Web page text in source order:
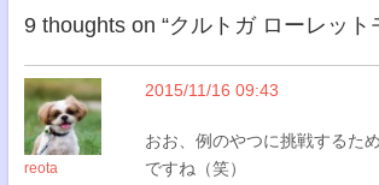
9 thoughts on “クルトガ ローレット
reota
2015/11/16 09:43
おお、例のやつに挑戦するた
ですね（笑）